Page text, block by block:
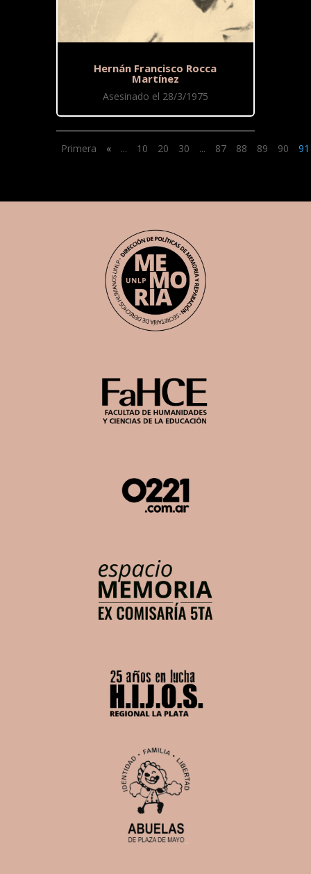
Hernán Francisco Rocca
Martínez
Asesinado el 28/3/1975
Primera « ... 10 20 30 ... 87 88 89 90 91